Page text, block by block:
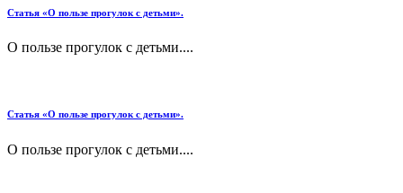
Статья «О пользе прогулок с детьми».
О пользе прогулок с детьми....
Статья «О пользе прогулок с детьми».
О пользе прогулок с детьми....